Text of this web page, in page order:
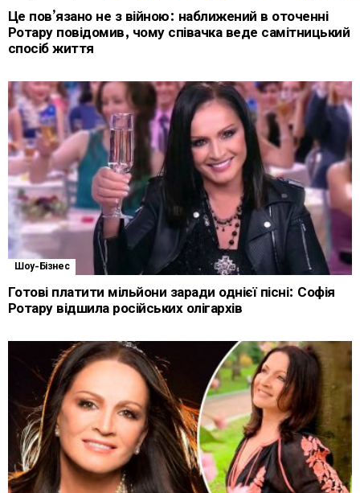
Це пов’язано не з війною: наближений в оточенні
Ротару повідомив, чому співачка веде самітницький
спосіб життя
Шоу-Бізнес
Готові платити мільйони заради однієї пісні: Софія
Ротару відшила російських олігархів